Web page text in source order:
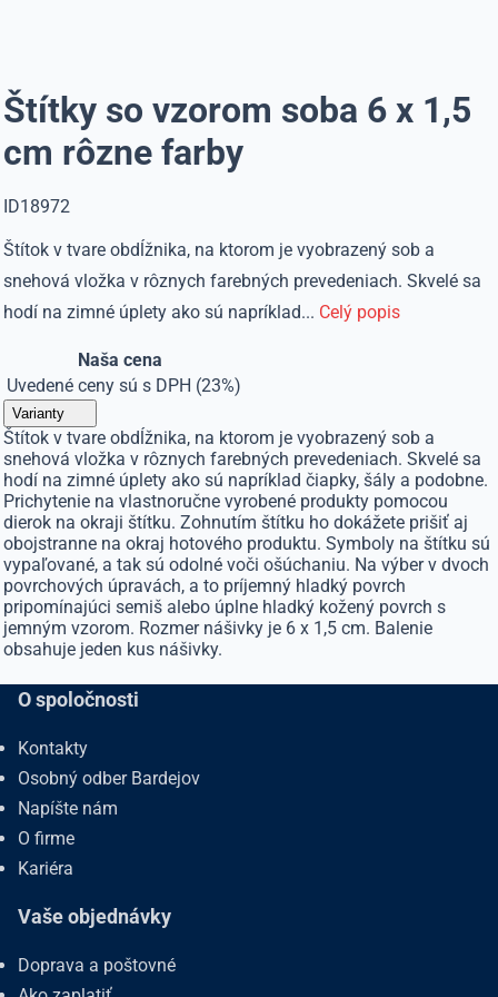
Štítky so vzorom soba 6 x 1,5
cm rôzne farby
ID18972
Štítok v tvare obdĺžnika, na ktorom je vyobrazený sob a
snehová vložka v rôznych farebných prevedeniach. Skvelé sa
hodí na zimné úplety ako sú napríklad... Celý popis
Naša cena
Uvedené ceny sú s DPH (23%)
Varianty
Štítok v tvare obdĺžnika, na ktorom je vyobrazený sob a
snehová vložka v rôznych farebných prevedeniach. Skvelé sa
hodí na zimné úplety ako sú napríklad čiapky, šály a podobne.
Prichytenie na vlastnoručne vyrobené produkty pomocou
dierok na okraji štítku. Zohnutím štítku ho dokážete prišiť aj
obojstranne na okraj hotového produktu. Symboly na štítku sú
vypaľované, a tak sú odolné voči ošúchaniu. Na výber v dvoch
povrchových úpravách, a to príjemný hladký povrch
pripomínajúci semiš alebo úplne hladký kožený povrch s
jemným vzorom. Rozmer nášivky je 6 x 1,5 cm. Balenie
obsahuje jeden kus nášivky.
O spoločnosti
Kontakty
Osobný odber Bardejov
Napíšte nám
O firme
Kariéra
Vaše objednávky
Doprava a poštovné